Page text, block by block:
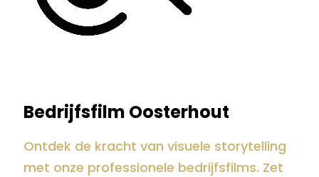
Bedrijfsfilm Oosterhout
Ontdek de kracht van visuele storytelling
met onze professionele bedrijfsfilms. Zet